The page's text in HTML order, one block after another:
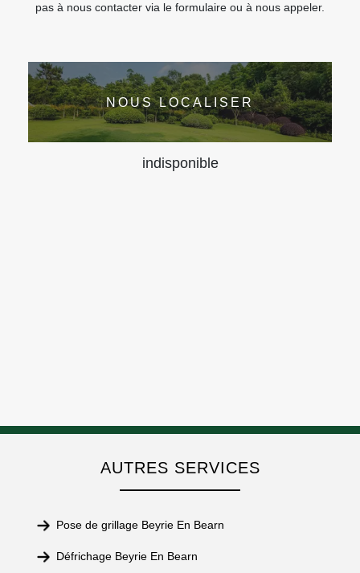
pas à nous contacter via le formulaire ou à nous appeler.
NOUS LOCALISER
indisponible
AUTRES SERVICES
Pose de grillage Beyrie En Bearn
Défrichage Beyrie En Bearn